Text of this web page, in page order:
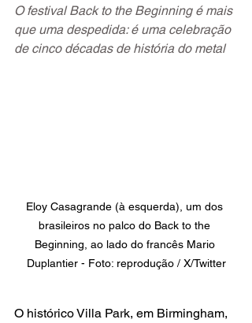
O festival Back to the Beginning é mais
que uma despedida: é uma celebração
de cinco décadas de história do metal
Eloy Casagrande (à esquerda), um dos
brasileiros no palco do Back to the
Beginning, ao lado do francês Mario
Duplantier - Foto: reprodução / X/Twitter
O histórico Villa Park, em Birmingham,